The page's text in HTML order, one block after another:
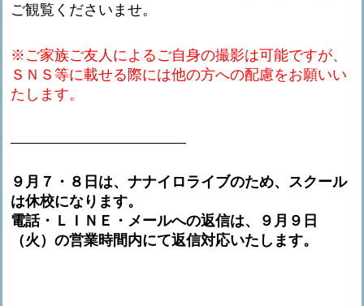
ご観覧くださいませ。
※ご家族ご友人によるご自身の撮影は可能ですが、
ＳＮＳ等に載せる際には他の方への配慮をお願いい
たします。
９月７・８日は、ナナイロライブのため、スクール
は休校になります。
電話・ＬＩＮＥ・メールへの返信は、９月９日
（火）の営業時間内にて返信対応いたします。